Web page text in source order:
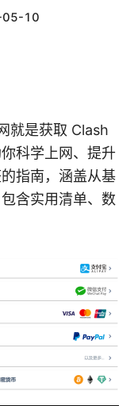
10
就是获取 Clash
科学上网、提升
指南，涵盖从基
含实用清单、数